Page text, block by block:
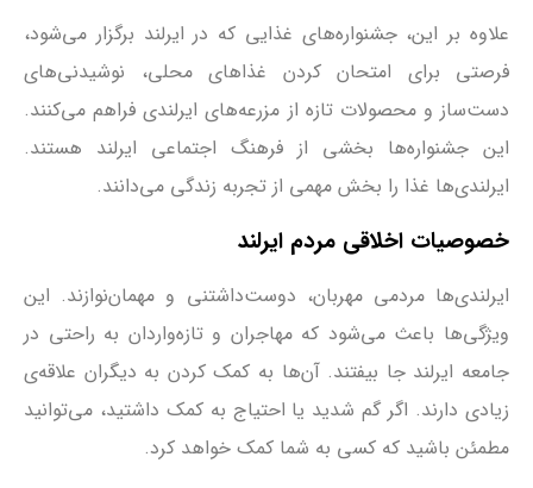
علاوه بر این، جشنواره‌های غذایی که در ایرلند برگزار می‌شود،
فرصتی برای امتحان کردن غذاهای محلی، نوشیدنی‌های
دست‌ساز و محصولات تازه از مزرعه‌های ایرلندی فراهم می‌کنند.
این جشنواره‌ها بخشی از فرهنگ اجتماعی ایرلند هستند.
ایرلندی‌ها غذا را بخش مهمی از تجربه زندگی می‌دانند.
خصوصیات اخلاقی مردم ایرلند
ایرلندی‌ها مردمی مهربان، دوست‌داشتنی و مهمان‌نوازند. این
ویژگی‌ها باعث می‌شود که مهاجران و تازه‌واردان به راحتی در
جامعه ایرلند جا بیفتند. آن‌ها به کمک کردن به دیگران علاقه‌ی
زیادی دارند. اگر گم شدید یا احتیاج به کمک داشتید، می‌توانید
مطمئن باشید که کسی به شما کمک خواهد کرد.